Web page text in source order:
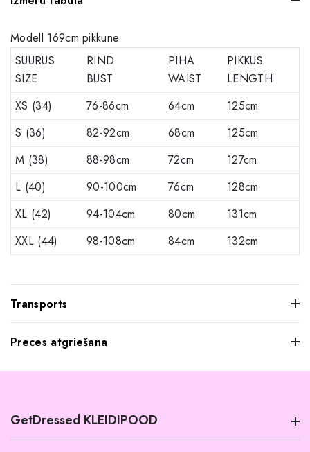
Modell 169cm pikkune
SUURUS
SIZE
RIND
BUST
PIHA
WAIST
PIKKUS
LENGTH
XS (34)
76-86cm 64cm
125cm
S (36)
82-92cm 68cm
125cm
M (38)
88-98cm 72cm
127cm
L (40)
90-100cm 76cm
128cm
XL (42)
94-104cm 80cm
131cm
XXL (44)
98-108cm 84cm 132cm
Transports
Preces atgriešana
atgriezt mums visus produktus, kurus nevēlaties paturēt.
GetDressed KLEIDIPOOD